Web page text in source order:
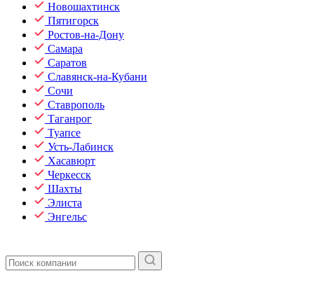
Новошахтинск
Пятигорск
Ростов-на-Дону
Самара
Саратов
Славянск-на-Кубани
Сочи
Ставрополь
Таганрог
Туапсе
Усть-Лабинск
Хасавюрт
Черкесск
Шахты
Элиста
Энгельс